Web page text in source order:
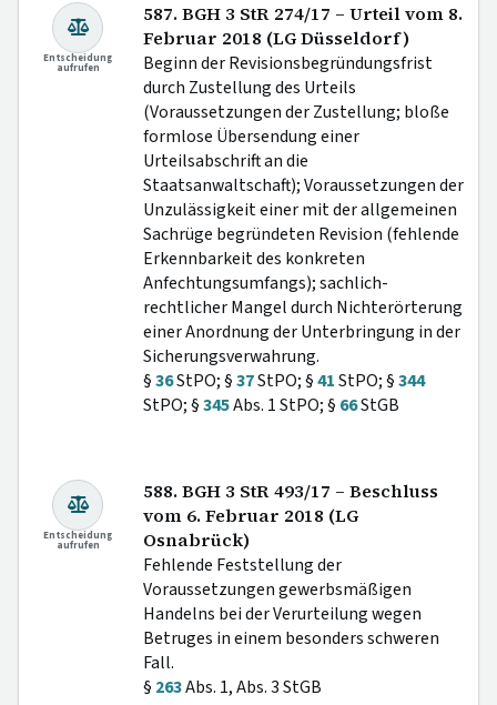
Entscheidung
aufrufen
587. BGH 3 StR 274/17 – Urteil vom 8.
Februar 2018 (LG Düsseldorf)
Beginn der Revisionsbegründungsfrist
durch Zustellung des Urteils
(Voraussetzungen der Zustellung; bloße
formlose Übersendung einer
Urteilsabschrift an die
Staatsanwaltschaft); Voraussetzungen der
Unzulässigkeit einer mit der allgemeinen
Sachrüge begründeten Revision (fehlende
Erkennbarkeit des konkreten
Anfechtungsumfangs); sachlich-
rechtlicher Mangel durch Nichterörterung
einer Anordnung der Unterbringung in der
Sicherungsverwahrung.
§36StPO; §37StPO; §41StPO; §344
StPO; §345Abs. 1 StPO; § 66StGB
Entscheidung
aufrufen
588. BGH 3 StR 493/17 – Beschluss
vom 6. Februar 2018 (LG
Osnabrück)
Fehlende Feststellung der
Voraussetzungen gewerbsmäßigen
Handelns bei der Verurteilung wegen
Betruges in einem besonders schweren
Fall.
§ 263Abs. 1, Abs. 3 StGB